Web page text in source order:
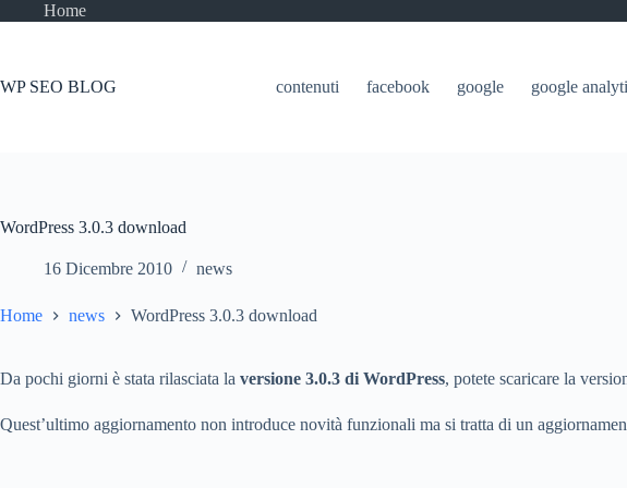
al
Home
WP SEO BLOG contenuti facebook google google
WordPress 3.0.3 download
16 Dicembre 2010 news
Home news WordPress 3.0.3 download
Da pochi giorni è stata rilasciata la versione 3.0.3 di WordPress, potete scaricare la
Quest’ultimo aggiornamento non introduce novità funzionali ma si tratta di un